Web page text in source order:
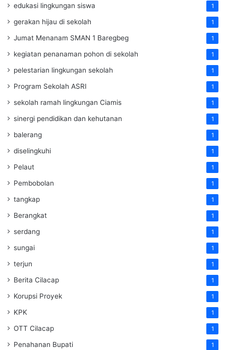
edukasi lingkungan siswa 1
gerakan hijau di sekolah 1
Jumat Menanam SMAN 1 Baregbeg 1
kegiatan penanaman pohon di sekolah 1
pelestarian lingkungan sekolah 1
Program Sekolah ASRI 1
sekolah ramah lingkungan Ciamis 1
sinergi pendidikan dan kehutanan 1
balerang 1
diselingkuhi 1
Pelaut 1
Pembobolan 1
tangkap 1
Berangkat 1
serdang 1
sungai 1
terjun 1
Berita Cilacap 1
Korupsi Proyek 1
KPK 1
OTT Cilacap 1
Penahanan Bupati 1